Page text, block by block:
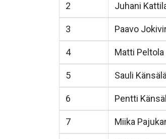
2 Juhani
3 Paavo
4 Matti Peltola
5 Sauli Känsälä
6 Pentti
7 Miika